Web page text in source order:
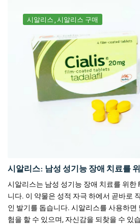
시알리스 시알리스 구매
시알리스: 남성 성기능 장애 치료를
시알리스는 남성 성기능 장애 치료를 위한
니다. 이 약물은 성적 자극 하에서 곧바로
인 발기를 돕습니다. 시알리스를 사용하면
험을 할 수 있으며, 자신감을 되찾을 수 있